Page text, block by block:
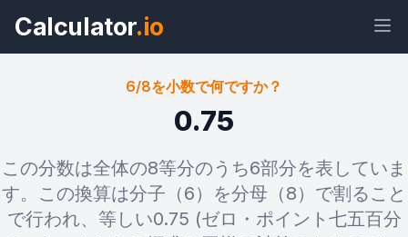
Calculator.io
ット
ク
ト
プレビュー 6/8を小数で何ですか？ ウ
6/8を小数で何ですか？
0.75
この分数は全体の8等分のうち6部分を表していま
す。この換算は分子（6）を分母（8）で割ること
で行われ、等しい0.75 (ゼロ・ポイント七五百分